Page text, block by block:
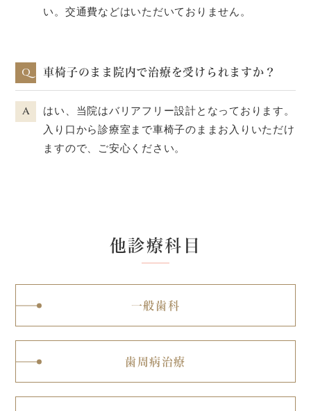
い。交通費などはいただいておりません。
Q 車椅子のまま院内で治療を受けられますか？
A
はい、当院はバリアフリー設計となっております。
入り口から診療室まで車椅子のままお入りいただけ
ますので、ご安心ください。
他診療科目
一般歯科
歯周病治療